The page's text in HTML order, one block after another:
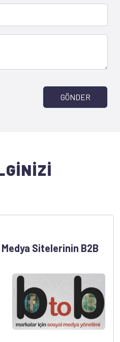
GÖNDER
Sitelerinin B2B